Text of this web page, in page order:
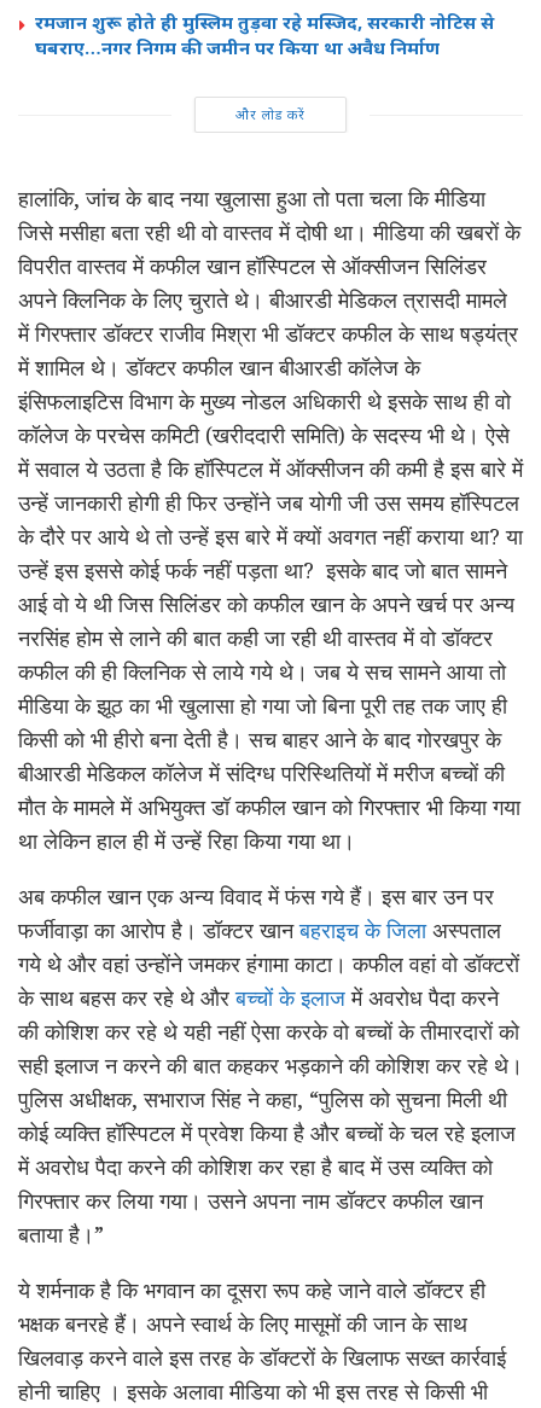
रमजान शुरू होते ही मुस्लिम तुड़वा रहे मस्जिद, सरकारी नोटिस से
घबराए…नगर निगम की जमीन पर किया था अवैध निर्माण
और लोड करें
हालांकि, जांच के बाद नया खुलासा हुआ तो पता चला कि मीडिया
जिसे मसीहा बता रही थी वो वास्तव में दोषी था। मीडिया की खबरों के
विपरीत वास्तव में कफील खान हॉस्पिटल से ऑक्सीजन सिलिंडर
अपने क्लिनिक के लिए चुराते थे। बीआरडी मेडिकल त्रासदी मामले
में गिरफ्तार डॉक्टर राजीव मिश्रा भी डॉक्टर कफील के साथ षड्यंत्र
में शामिल थे। डॉक्टर कफील खान बीआरडी कॉलेज के
इंसिफलाइटिस विभाग के मुख्य नोडल अधिकारी थे इसके साथ ही वो
कॉलेज के परचेस कमिटी (खरीददारी समिति) के सदस्य भी थे। ऐसे
में सवाल ये उठता है कि हॉस्पिटल में ऑक्सीजन की कमी है इस बारे में
उन्हें जानकारी होगी ही फिर उन्होंने जब योगी जी उस समय हॉस्पिटल
के दौरे पर आये थे तो उन्हें इस बारे में क्यों अवगत नहीं कराया था? या
उन्हें इस इससे कोई फर्क नहीं पड़ता था? इसके बाद जो बात सामने
आई वो ये थी जिस सिलिंडर को कफील खान के अपने खर्च पर अन्य
नरसिंह होम से लाने की बात कही जा रही थी वास्तव में वो डॉक्टर
कफील की ही क्लिनिक से लाये गये थे। जब ये सच सामने आया तो
मीडिया के झूठ का भी खुलासा हो गया जो बिना पूरी तह तक जाए ही
किसी को भी हीरो बना देती है। सच बाहर आने के बाद गोरखपुर के
बीआरडी मेडिकल कॉलेज में संदिग्ध परिस्थितियों में मरीज बच्चों की
मौत के मामले में अभियुक्त डॉ कफील खान को गिरफ्तार भी किया गया
था लेकिन हाल ही में उन्हें रिहा किया गया था।
अब कफील खान एक अन्य विवाद में फंस गये हैं। इस बार उन पर
फर्जीवाड़ा का आरोप है। डॉक्टर खानबहराइच के जिलाअस्पताल
गये थे और वहां उन्होंने जमकर हंगामा काटा। कफील वहां वो डॉक्टरों
के साथ बहस कर रहे थे औरबच्चों के इलाजमें अवरोध पैदा करने
की कोशिश कर रहे थे यही नहीं ऐसा करके वो बच्चों के तीमारदारों को
सही इलाज न करने की बात कहकर भड़काने की कोशिश कर रहे थे।
पुलिस अधीक्षक, सभाराज सिंह ने कहा, “पुलिस को सुचना मिली थी
कोई व्यक्ति हॉस्पिटल में प्रवेश किया है और बच्चों के चल रहे इलाज
में अवरोध पैदा करने की कोशिश कर रहा है बाद में उस व्यक्ति को
गिरफ्तार कर लिया गया। उसने अपना नाम डॉक्टर कफील खान
बताया है।”
ये शर्मनाक है कि भगवान का दूसरा रूप कहे जाने वाले डॉक्टर ही
भक्षक बनरहे हैं। अपने स्वार्थ के लिए मासूमों की जान के साथ
खिलवाड़ करने वाले इस तरह के डॉक्टरों के खिलाफ सख्त कार्रवाई
होनी चाहिए । इसके अलावा मीडिया को भी इस तरह से किसी भी